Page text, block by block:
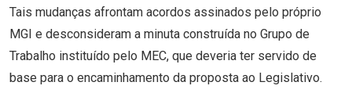
Tais mudanças afrontam acordos assinados pelo próprio
MGI e desconsideram a minuta construída no Grupo de
Trabalho instituído pelo MEC, que deveria ter servido de
base para o encaminhamento da proposta ao Legislativo.